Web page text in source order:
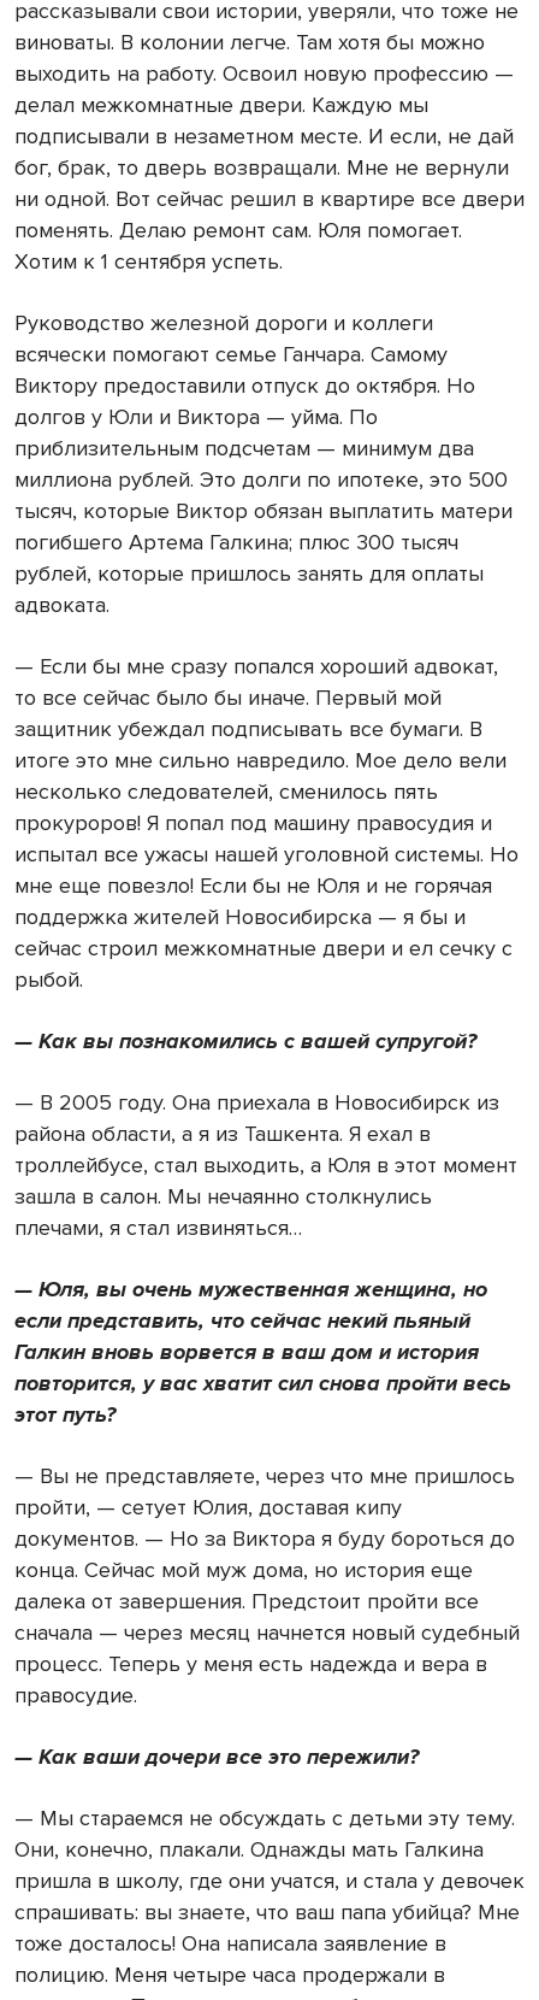
рассказывали свои истории, уверяли, что тоже не
виноваты. В колонии легче. Там хотя бы можно
выходить на работу. Освоил новую профессию —
делал межкомнатные двери. Каждую мы
подписывали в незаметном месте. И если, не дай
бог, брак, то дверь возвращали. Мне не вернули
ни одной. Вот сейчас решил в квартире все двери
поменять. Делаю ремонт сам. Юля помогает.
Хотим к 1 сентября успеть.
Руководство железной дороги и коллеги
всячески помогают семье Ганчара. Самому
Виктору предоставили отпуск до октября. Но
долгов у Юли и Виктора — уйма. По
приблизительным подсчетам — минимум два
миллиона рублей. Это долги по ипотеке, это 500
тысяч, которые Виктор обязан выплатить матери
погибшего Артема Галкина; плюс 300 тысяч
рублей, которые пришлось занять для оплаты
адвоката.
— Если бы мне сразу попался хороший адвокат,
то все сейчас было бы иначе. Первый мой
защитник убеждал подписывать все бумаги. В
итоге это мне сильно навредило. Мое дело вели
несколько следователей, сменилось пять
прокуроров! Я попал под машину правосудия и
испытал все ужасы нашей уголовной системы. Но
мне еще повезло! Если бы не Юля и не горячая
поддержка жителей Новосибирска — я бы и
сейчас строил межкомнатные двери и ел сечку с
рыбой.
— Как вы познакомились с вашей супругой?
— В 2005 году. Она приехала в Новосибирск из
района области, а я из Ташкента. Я ехал в
троллейбусе, стал выходить, а Юля в этот момент
зашла в салон. Мы нечаянно столкнулись
плечами, я стал извиняться…
— Юля, вы очень мужественная женщина, но
если представить, что сейчас некий пьяный
Галкин вновь ворвется в ваш дом и история
повторится, у вас хватит сил снова пройти весь
этот путь?
— Вы не представляете, через что мне пришлось
пройти, — сетует Юлия, доставая кипу
документов. — Но за Виктора я буду бороться до
конца. Сейчас мой муж дома, но история еще
далека от завершения. Предстоит пройти все
сначала — через месяц начнется новый судебный
процесс. Теперь у меня есть надежда и вера в
правосудие.
— Как ваши дочери все это пережили?
— Мы стараемся не обсуждать с детьми эту тему.
Они, конечно, плакали. Однажды мать Галкина
пришла в школу, где они учатся, и стала у девочек
спрашивать: вы знаете, что ваш папа убийца? Мне
тоже досталось! Она написала заявление в
полицию. Меня четыре часа продержали в